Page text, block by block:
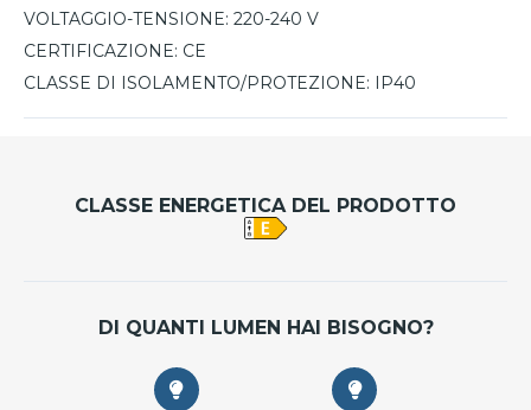
VOLTAGGIO-TENSIONE: 220-240 V
CERTIFICAZIONE: CE
CLASSE DI ISOLAMENTO/PROTEZIONE: IP40
CLASSE ENERGETICA DEL PRODOTTO
DI QUANTI LUMEN HAI BISOGNO?